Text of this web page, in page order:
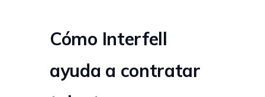
Cómo Interfell
ayuda a contratar